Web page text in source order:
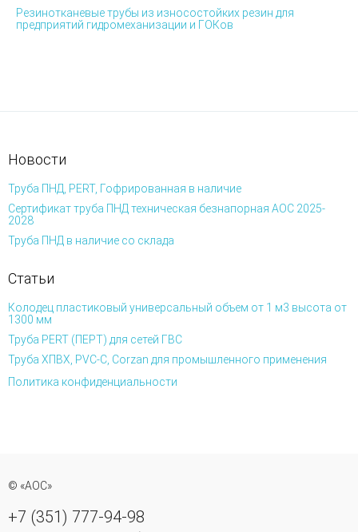
Резинотканевые трубы из износостойких резин для
предприятий гидромеханизации и ГОКов
Новости
Труба ПНД, PERT, Гофрированная в наличие
Сертификат труба ПНД техническая безнапорная АОС 2025-
2028
Труба ПНД в наличие со склада
Статьи
Колодец пластиковый универсальный объем от 1 м3 высота от
1300 мм
Труба PERT (ПЕРТ) для сетей ГВС
Труба ХПВХ, PVC-C, Corzan для промышленного применения
Политика конфиденциальности
© «АОС»
+7 (351) 777-94-98